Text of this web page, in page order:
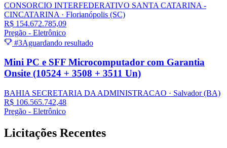
CONSORCIO INTERFEDERATIVO SANTA CATARINA -
CINCATARINA · Florianópolis (SC)
R$ 154.672.785,09
Pregão - Eletrônico
#3Aguardando resultado
Mini PC e SFF Microcomputador com Garantia
Onsite (10524 + 3508 + 3511 Un)
BAHIA SECRETARIA DA ADMINISTRACAO · Salvador(BA)
R$ 106.565.742,48
Pregão - Eletrônico
Licitações Recentes